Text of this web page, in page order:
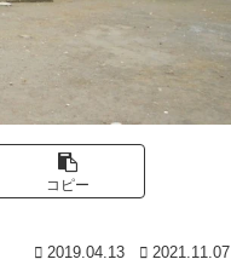
コピー
2019.04.13 2021.11.07